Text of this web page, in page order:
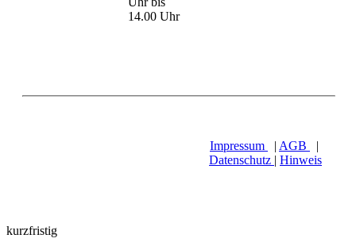
14.00 Uhr
Impressum | AGB
|
Datenschutz | Hinweis
kurzfristig